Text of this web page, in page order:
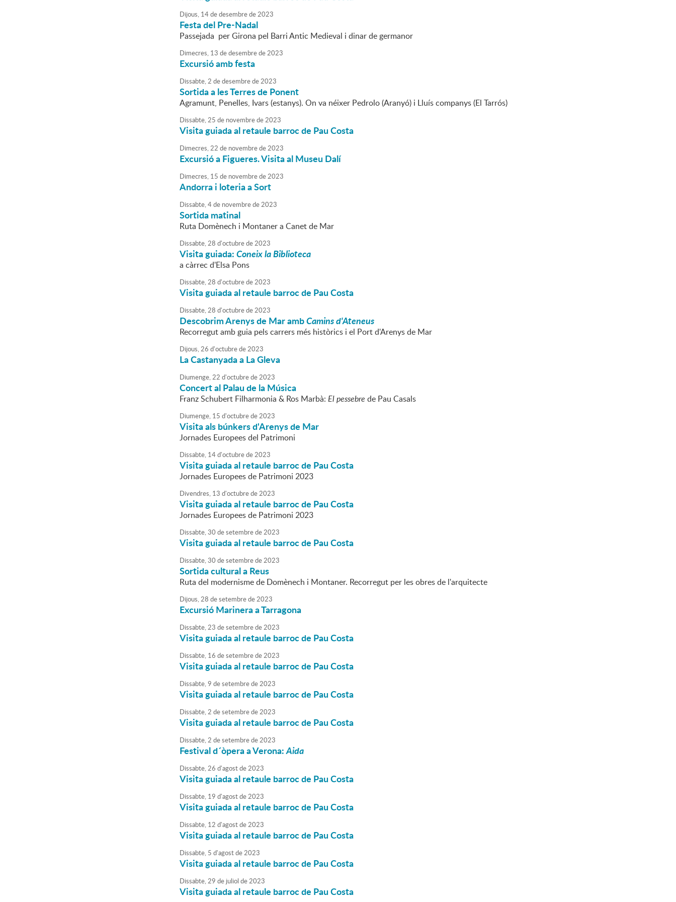
Dijous, 14dedesembrede2023
Festa del Pre-Nadal
Passejada per Girona pel Barri Antic Medieval i dinar de germanor
Dimecres, 13 dedesembrede2023
Excursió amb festa
Dissabte,2 dedesembrede2023
Sortida a les Terres de Ponent
Agramunt, Penelles, Ivars (estanys). On va néixer Pedrolo (Aranyó) i Lluís companys (El Tarrós)
Dissabte,25 de novembrede2023
Visita guiada al retaule barroc de Pau Costa
Dimecres,22 de novembrede2023
Excursió a Figueres. Visita al Museu Dalí
Dimecres, 15 de novembrede2023
Andorra i loteria a Sort
Dissabte,4de novembrede2023
Sortida matinal
Ruta Domènech i Montaner a Canet de Mar
Dissabte,28 d'octubrede2023
Visita guiada:Coneix la Biblioteca
a càrrec d'Elsa Pons
Dissabte,28 d'octubrede2023
Visita guiada al retaule barroc de Pau Costa
Dissabte,28 d'octubrede2023
Descobrim Arenys de Mar ambCamins d'Ateneus
Recorregut amb guia pels carrers més històrics i el Port d'Arenys de Mar
Dijous,26 d'octubrede2023
La Castanyada a La Gleva
Diumenge,22 d'octubrede2023
Concert al Palau de la Música
Franz Schubert Filharmonia & Ros Marbà: El pessebre de Pau Casals
Diumenge, 15 d'octubrede2023
Visita als búnkers d'Arenys de Mar
Jornades Europees del Patrimoni
Dissabte, 14d'octubrede2023
Visita guiada al retaule barroc de Pau Costa
Jornades Europees de Patrimoni 2023
Divendres, 13 d'octubrede2023
Visita guiada al retaule barroc de Pau Costa
Jornades Europees de Patrimoni 2023
Dissabte,30 desetembrede2023
Visita guiada al retaule barroc de Pau Costa
Dissabte,30 desetembrede2023
Sortida cultural a Reus
Ruta del modernisme de Domènech i Montaner. Recorregut per les obres de l'arquitecte
Dijous,28 desetembrede2023
Excursió Marinera a Tarragona
Dissabte,23 desetembrede2023
Visita guiada al retaule barroc de Pau Costa
Dissabte, 16 desetembrede2023
Visita guiada al retaule barroc de Pau Costa
Dissabte,9 desetembrede2023
Visita guiada al retaule barroc de Pau Costa
Dissabte,2 desetembrede2023
Visita guiada al retaule barroc de Pau Costa
Dissabte,2 desetembrede2023
Festival d´òpera a Verona:Aida
Dissabte,26 d'agostde2023
Visita guiada al retaule barroc de Pau Costa
Dissabte, 19 d'agostde2023
Visita guiada al retaule barroc de Pau Costa
Dissabte, 12 d'agostde2023
Visita guiada al retaule barroc de Pau Costa
Dissabte, 5 d'agostde2023
Visita guiada al retaule barroc de Pau Costa
Dissabte,29 de juliol de2023
Visita guiada al retaule barroc de Pau Costa